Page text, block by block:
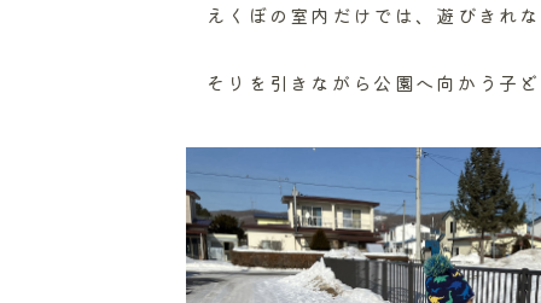
えくぼの室内だけでは、遊びきれな
そりを引きながら公園へ向かう子